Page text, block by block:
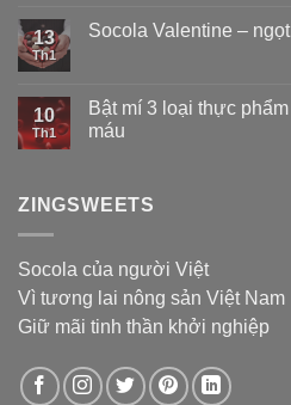
13
Th1
Socola Valentine –
10
Th1
Bật mí 3 loại thực
máu
ZINGSWEETS
Socola của người Việt
Vì tương lai nông sản Việt Nam
Giữ mãi tinh thần khởi nghiệp